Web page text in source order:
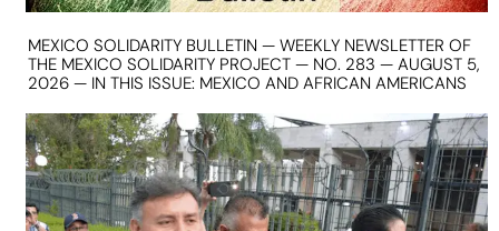
MEXICO SOLIDARITY BULLETIN — WEEKLY NEWSLETTER OF
THE MEXICO SOLIDARITY PROJECT — NO. 283 — AUGUST 5,
2026 — IN THIS ISSUE: MEXICO AND AFRICAN AMERICANS